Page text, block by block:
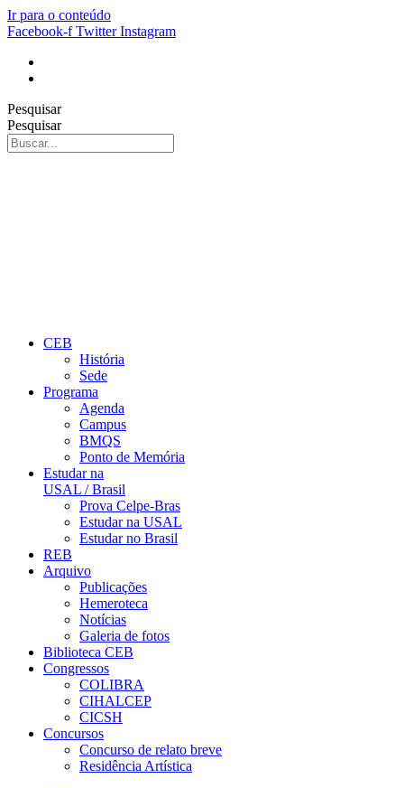
Ir para o conteúdo
Facebook-f Twitter Instagram
Pesquisar
Pesquisar
CEB
História
Sede
Programa
Agenda
Campus
BMQS
Ponto de Memória
Estudar na
USAL / Brasil
Prova Celpe-Bras
Estudar na USAL
Estudar no Brasil
REB
Arquivo
Publicações
Hemeroteca
Notícias
Galeria de fotos
Biblioteca CEB
Congressos
COLIBRA
CIHALCEP
CICSH
Concursos
Concurso de relato breve
Residência Artística